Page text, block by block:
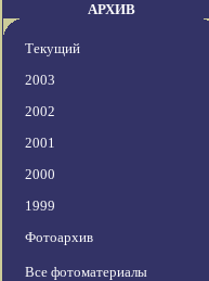
АРХИВ
Текущий
2003
2002
2001
2000
1999
Фотоархив
Все фотоматериалы